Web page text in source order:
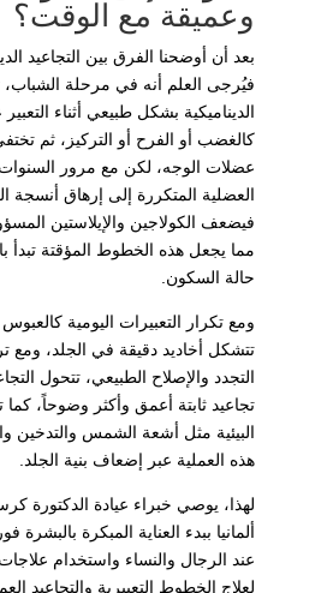
وعميقة مع الوقت؟
بعد أن أوضحنا الفرق بين التجاعيد
فيُرجى العلم أنه في مرحلة الشباب،
الديناميكية بشكل طبيعي أثناء
كالغضب أو الفرح أو التركيز، ثم
عضلات الوجه، لكن مع مرور
العضلية المتكررة إلى إرهاق أنسجة
فيضعف الكولاجين والإيلاستين
مما يجعل هذه الخطوط المؤقتة تبدأ
حالة السكون.
ومع تكرار التعبيرات اليومية كالعبوس
تتشكل أخاديد دقيقة في الجلد، ومع
التجدد والإصلاح الطبيعي، تتحول
تجاعيد ثابتة أعمق وأكثر وضوحاً، كما
البيئية مثل أشعة الشمس والتدخين
هذه العملية عبر إضعاف بنية الجلد.
لهذا، يوصي خبراء عيادة الدكتورة
ألمانيا ببدء العناية المبكرة بالبشرة
عند الرجال والنساء واستخدام
لعلاج الخطوط التعبيرية والتجاعيد